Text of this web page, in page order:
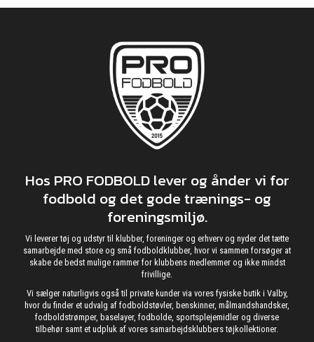
Hos PRO FODBOLD lever og ånder vi for
fodbold og det gode trænings- og
foreningsmiljø.
Vi leverer tøj og udstyr til klubber, foreninger og erhverv og nyder det tætte
samarbejde med store og små fodboldklubber, hvor vi sammen forsøger at
skabe de bedst mulige rammer for klubbens medlemmer og ikke mindst
frivillige.
Vi sælger naturligvis også til private kunder via vores fysiske butik i Valby,
hvor du finder et udvalg af fodboldstøvler, benskinner, målmandshandsker,
fodboldstrømper, baselayer, fodbolde, sportsplejemidler og diverse
tilbehør samt et udpluk af vores samarbejdsklubbers tøjkollektioner.